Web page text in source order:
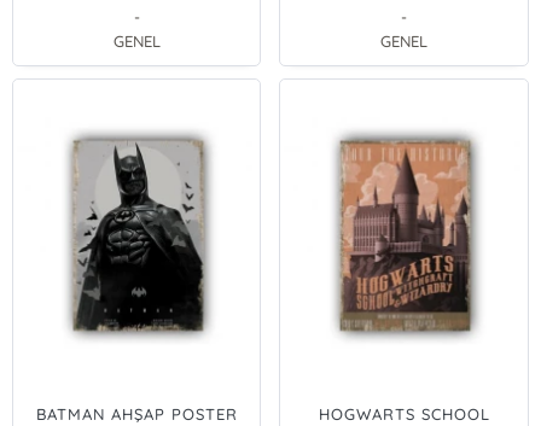
-
GENEL
-
GENEL
BATMAN AHŞAP POSTER
HOGWARTS SCHOOL